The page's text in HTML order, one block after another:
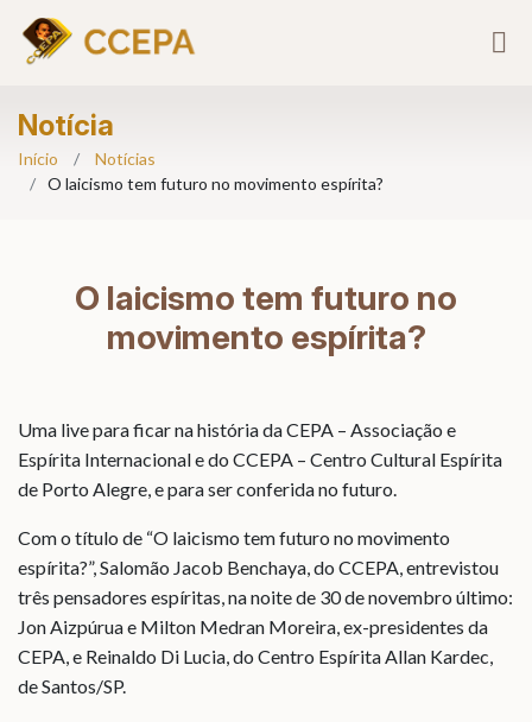
Notícia
Início
Notícias
O laicismo tem futuro no movimento espírita?
O laicismo tem futuro no
movimento espírita?
Uma live para ficar na história da CEPA – Associação e
Espírita Internacional e do CCEPA – Centro Cultural Espírita
de Porto Alegre, e para ser conferida no futuro.
Com o título de “O laicismo tem futuro no movimento
espírita?”, Salomão Jacob Benchaya, do CCEPA, entrevistou
três pensadores espíritas, na noite de 30 de novembro último:
Jon Aizpúrua e Milton Medran Moreira, ex-presidentes da
CEPA, e Reinaldo Di Lucia, do Centro Espírita Allan Kardec,
de Santos/SP.